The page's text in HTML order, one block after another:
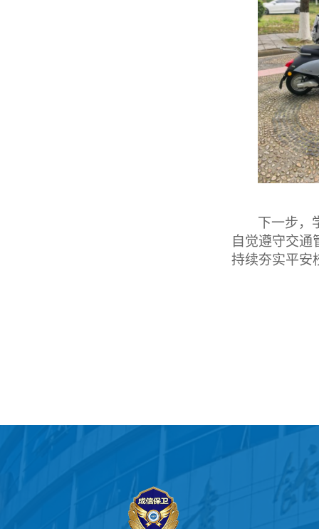
下一步，
自觉遵守交
持续夯实平安